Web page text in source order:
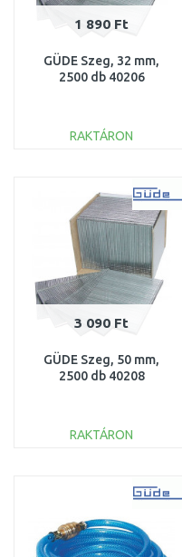
1 890 Ft
GÜDE Szeg, 32 mm,
2500 db 40206
RAKTÁRON
Összehasonlítás
3 090 Ft
GÜDE Szeg, 50 mm,
2500 db 40208
RAKTÁRON
Összehasonlítás